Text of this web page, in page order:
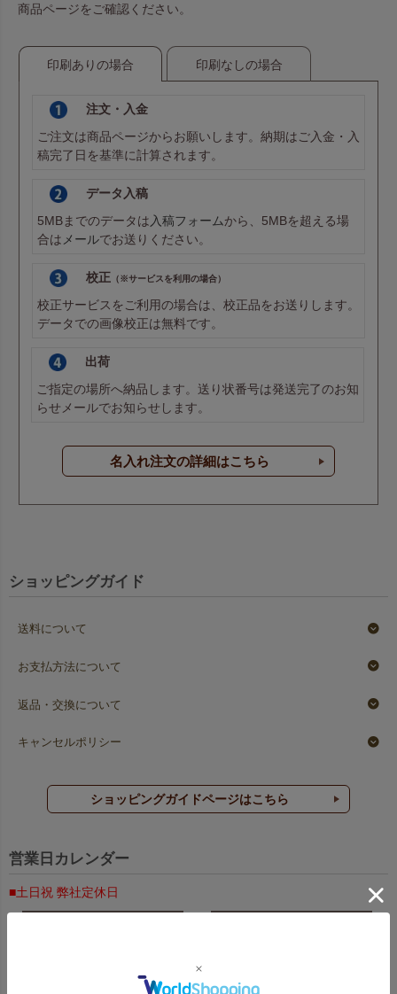
商品ページをご確認ください。
印刷ありの場合 印刷なしの場合
注文・入金
ご注文は商品ページからお願いします。納期はご入金・入
稿完了日を基準に計算されます。
データ入稿
5MBまでのデータは 入稿フォームから、5MBを超える場
合は メールでお送りください。
校正 （※サービスを利用の場合）
校正サービスをご利用の場合は、校正品をお送りします。
データでの画像校正は無料です。
出荷
ご指定の場所へ納品します。送り状番号は発送完了のお知
らせメールでお知らせします。
名入れ注文の詳細はこちら
ショッピングガイド
送料について
お支払方法について
返品・交換について
キャンセルポリシー
ショッピングガイドページはこちら
営業日カレンダー
■土日祝 弊社定休日